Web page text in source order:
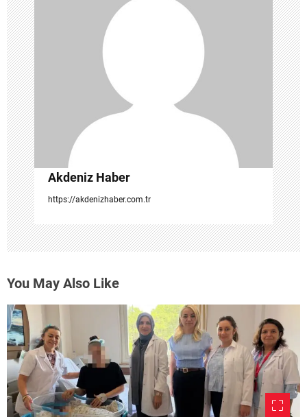
n
m
e
s
i
Akdeniz Haber
https://akdenizhaber.com.tr
You May Also Like